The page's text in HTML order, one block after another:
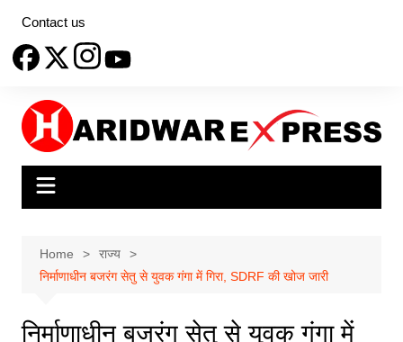
content
Contact us
Home
राज्य
निर्माणाधीन बजरंग सेतु से युवक गंगा में गिरा, SDRF की खोज जारी
निर्माणाधीन बजरंग सेतु से युवक गंगा में